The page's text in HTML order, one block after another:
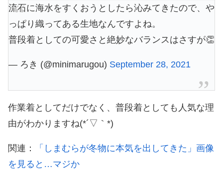
流石に海水をすくおうとしたら沁みてきたので、や
っぱり織ってある生地なんですよね。
普段着としての可愛さと絶妙なバランスはさすが👏
— ろき (@minimarugou) September 28, 2021
作業着としてだけでなく、普段着としても人気な理
由がわかりますね(*´▽｀*)
関連：
「しまむらが冬物に本気を出してきた」画像
を見ると…マジか